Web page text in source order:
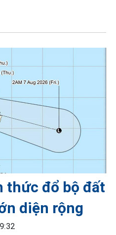
thức đổ bộ đất
diện rộng